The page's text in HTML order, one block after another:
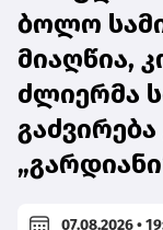
ბოლო
მიაღწია,
ძლიერმა
07.08.2026 •